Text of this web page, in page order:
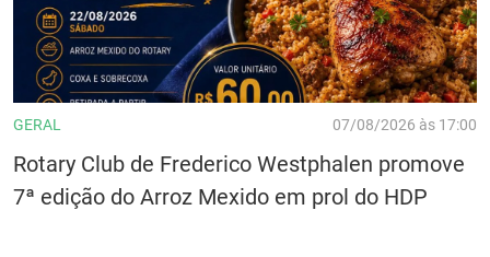
GERAL 07/08/2026 às 17:00
Rotary Club de Frederico Westphalen promove
7ª edição do Arroz Mexido em prol do HDP